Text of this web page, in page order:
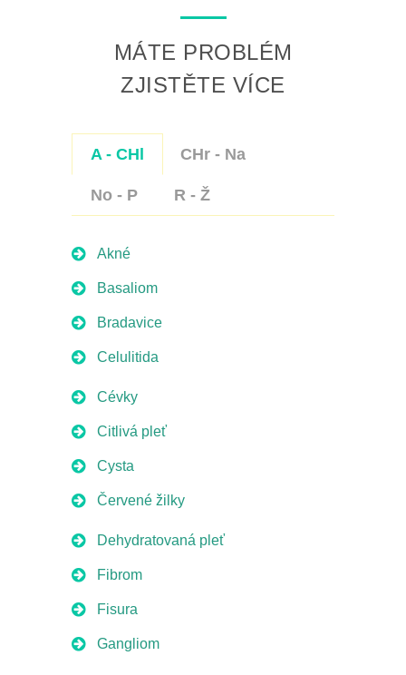
MÁTE PROBLÉM
ZJISTĚTE VÍCE
A - CHl CHr - Na
No - P R - Ž
Akné
Basaliom
Bradavice
Celulitida
Cévky
Citlivá pleť
Cysta
Červené žilky
Dehydratovaná pleť
Fibrom
Fisura
Gangliom